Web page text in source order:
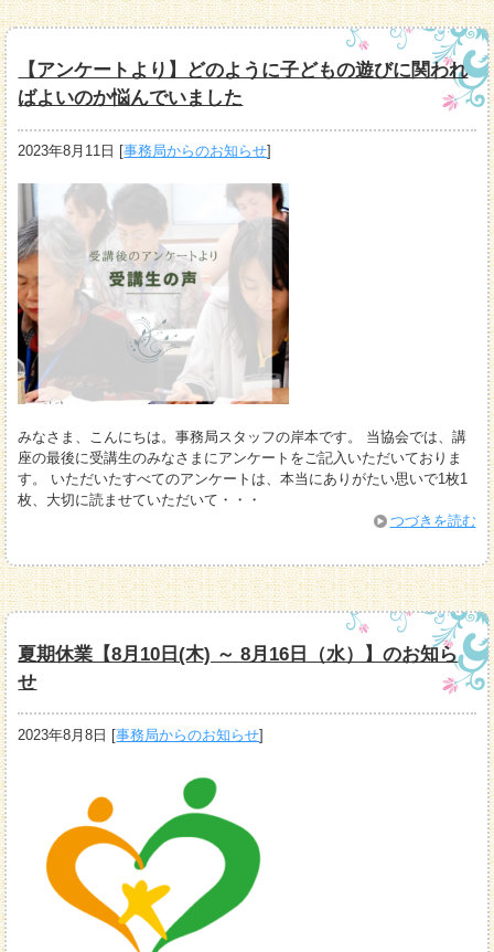
【アンケートより】どのように子どもの遊びに関われ
ばよいのか悩んでいました
2023年8月11日 [事務局からのお知らせ]
みなさま、こんにちは。事務局スタッフの岸本です。 当協会では、講
座の最後に受講生のみなさまにアンケートをご記入いただいておりま
す。 いただいたすべてのアンケートは、本当にありがたい思いで1枚1
枚、大切に読ませていただいて・・・
つづきを読む
夏期休業【8月10日(木) ～ 8月16日（水）】のお知ら
せ
2023年8月8日 [事務局からのお知らせ]